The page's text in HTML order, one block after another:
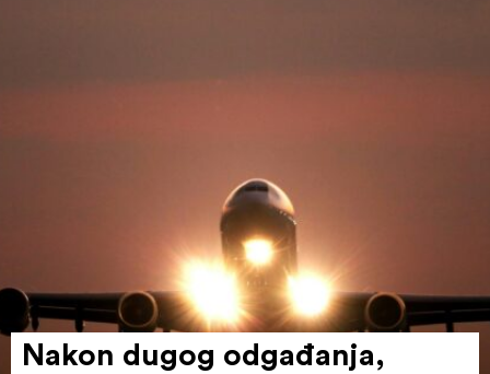
Nakon dugog odgađanja,